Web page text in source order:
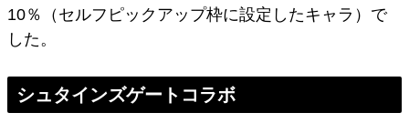
10％（セルフピックアップ枠に設定したキャラ）で
した。
シュタインズゲートコラボ